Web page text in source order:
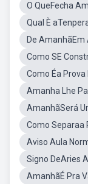
O QueFecha
Qual È
De AmanhãEm
Como SE
Como Éa
Amanha Lhe
AmanhãSerá
Como Separaa
Aviso Aula
Signo DeAries
AmanhãÉ Pra